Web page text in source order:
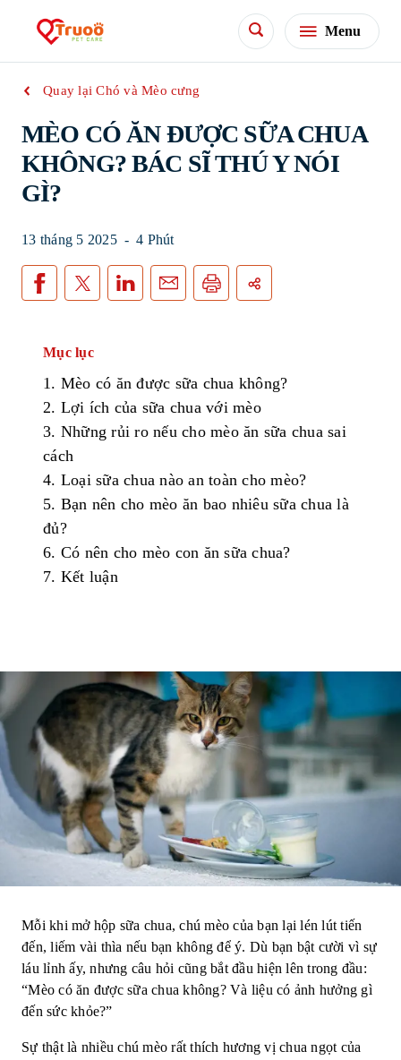
Menu
Quay lại Chó và Mèo cưng
MÈO CÓ ĂN ĐƯỢC SỮA CHUA
KHÔNG? BÁC SĨ THÚ Y NÓI
GÌ?
13 tháng 5 2025 - 4 Phút
Mục lục
1. Mèo có ăn được sữa chua không?
2. Lợi ích của sữa chua với mèo
3. Những rủi ro nếu cho mèo ăn sữa chua sai
cách
4. Loại sữa chua nào an toàn cho mèo?
5. Bạn nên cho mèo ăn bao nhiêu sữa chua là
đủ?
6. Có nên cho mèo con ăn sữa chua?
7. Kết luận
Mỗi khi mở hộp sữa chua, chú mèo của bạn lại lén lút tiến
đến, liếm vài thìa nếu bạn không để ý. Dù bạn bật cười vì sự
láu lỉnh ấy, nhưng câu hỏi cũng bắt đầu hiện lên trong đầu:
“Mèo có ăn được sữa chua không? Và liệu có ảnh hưởng gì
đến sức khỏe?”
Sự thật là nhiều chú mèo rất thích hương vị chua ngọt của